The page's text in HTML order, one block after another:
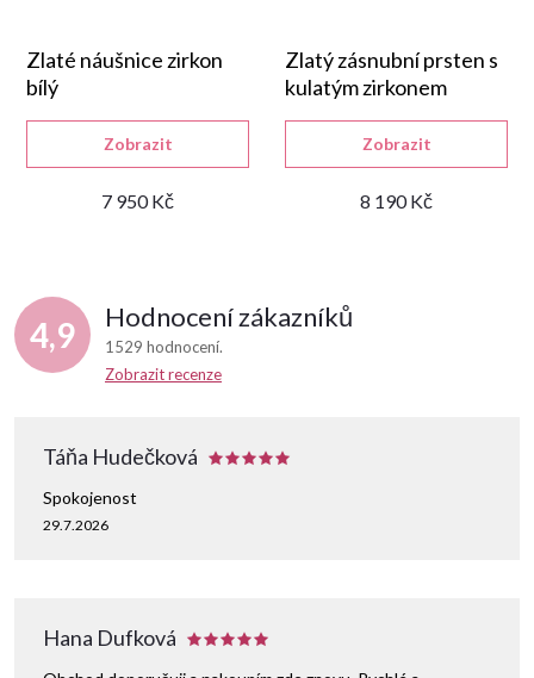
Zlaté náušnice zirkon
bílý
7 950 Kč
Zobrazit
Zlatý zásnubní prsten s
kulatým zirkonem
8 190 Kč
Zobrazit
4,9 Hodnocení zákazníků
1529 hodnocení
Zobrazit recenze
Táňa Hudečková
29.7.2026
Spokojenost
Hana Dufková